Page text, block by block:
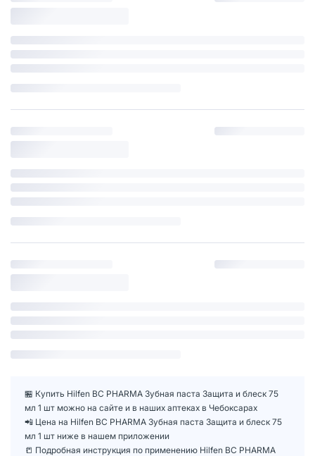
🏪 Купить Hilfen BC PHARMA Зубная паста Защита и блеск 75
мл 1 шт можно на сайте и в наших аптеках в Чебоксарах
📲 Цена на Hilfen BC PHARMA Зубная паста Защита и блеск 75
мл 1 шт ниже в нашем приложении
📒 Подробная инструкция по применению Hilfen BC PHARMA